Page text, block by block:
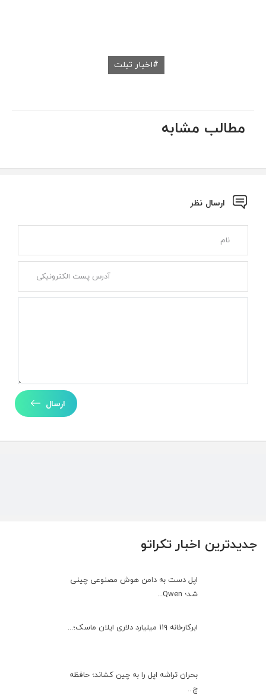
جدیدترین اخبار تکراتو
اپل دست به دامن هوش مصنوعی چینی
شد؛ Qwen...
ابرکارخانه ۱۱۹ میلیارد دلاری ایلان ماسک؛...
بحران تراشه اپل را به چین کشاند؛ حافظه
چ...
اخبار تبلت
مطالب مشابه
ارسال نظر
ارسال